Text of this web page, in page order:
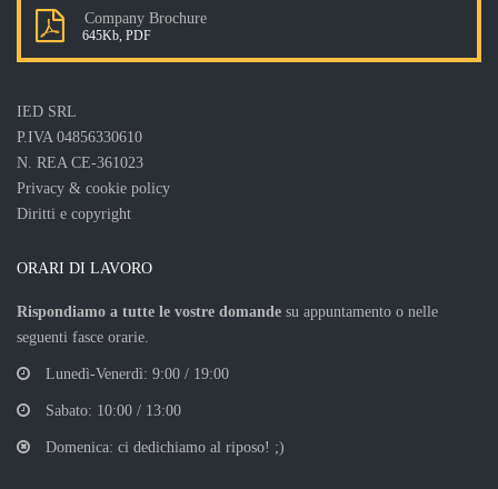
Company Brochure
645Kb, PDF
IED SRL
P.IVA 04856330610
N. REA CE-361023
Privacy & cookie policy
Diritti e copyright
ORARI DI LAVORO
Rispondiamo a tutte le vostre domande su appuntamento o nelle
seguenti fasce orarie.
Lunedì-Venerdì: 9:00 / 19:00
Sabato: 10:00 / 13:00
Domenica: ci dedichiamo al riposo! ;)